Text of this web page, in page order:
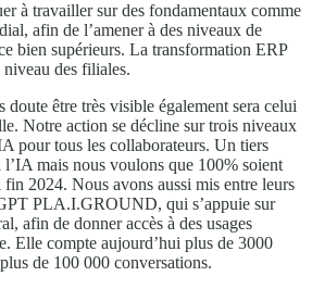
à travailler sur des fondamentaux comme
afin de l’amener à des niveaux de
bien supérieurs. La transformation ERP
des filiales.
doute être très visible également sera celui
Notre action se décline sur trois niveaux
pour tous les collaborateurs. Un tiers
l’IA mais nous voulons que 100% soient
fin 2024. Nous avons aussi mis entre leurs
PLA.I.GROUND, qui s’appuie sur
afin de donner accès à des usages
Elle compte aujourd’hui plus de 3000
de 100 000 conversations.